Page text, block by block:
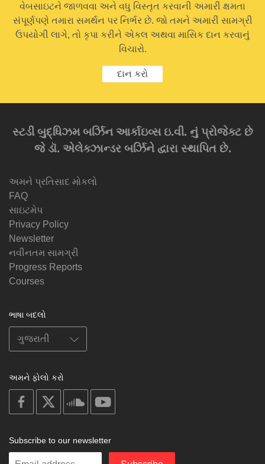
વેબસાઇટને જાળવવા અને વધુ વિસ્તૃત કરવાની અમારી ક્ષમતા
સંપૂર્ણપણે તમારા સમર્થન પર નિર્ભર છે. જો તમને અમારી સામગ્રી
ઉપયોગી લાગે, તો કૃપા કરીને એકલ અથવા માસિક દાન કરવાનું
વિચારો.
દાન કરો
સ્ટડી બુદ્ધિઝમ બર્ઝિન આર્કાઇવ્સ ઇ.વી. નું પ્રોજેક્ટ છે
જે ડૉ. એલેક્ઝાન્ડર બર્ઝિને દ્વારા સ્થાપિત છે.
અમને પ્રતિસાદ મોકલો
FAQ
સાઇટમેપ
Privacy Policy
Newsletter
નવીનતમ સામગ્રી
Progress Reports
Courses
ભાષા બદલો
અમને ફોલો કરો
on
facebook
soundcloud
Subscribe to our newsletter
Enter